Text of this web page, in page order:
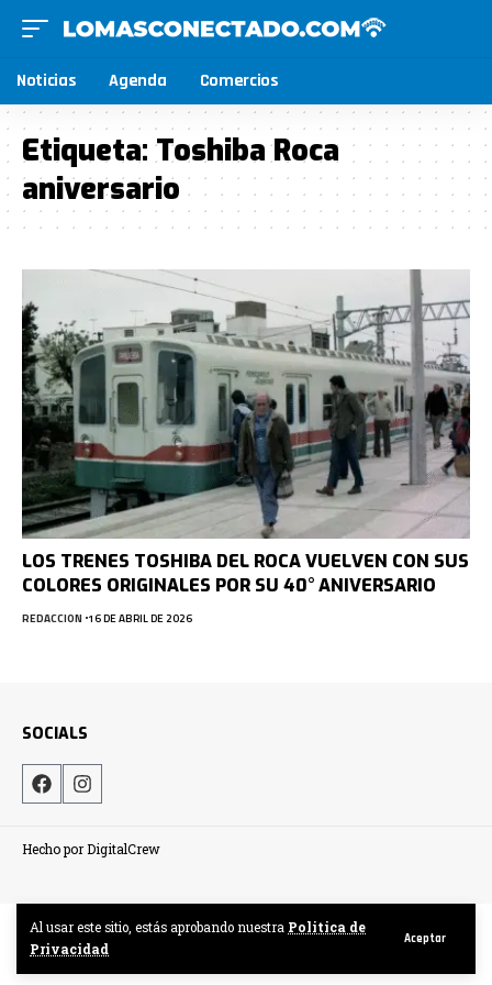
Al usar este sitio, estás aprobando nuestra Politica de
Privacidad
Aceptar
Noticias Agenda Comercios
Etiqueta:Toshiba Roca
aniversario
LOS TRENES TOSHIBA DEL ROCA VUELVEN CON SUS
COLORES ORIGINALES POR SU 40° ANIVERSARIO
REDACCION 16 DE ABRIL DE 2026
SOCIALS
Hecho por DigitalCrew